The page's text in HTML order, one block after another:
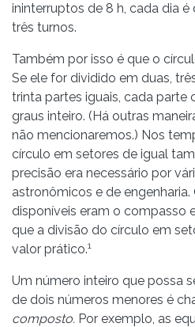
ininterruptos de 8 h, cada dia
três turnos.
Também por isso é que o
Se ele for dividido em duas,
trinta partes iguais, cada parte
graus inteiro. (Há outras
não mencionaremos.) Nos
círculo em setores de igual
precisão era necessário por
astronômicos e de
disponíveis eram o compasso
que a divisão do círculo em
valor prático.1
Um número inteiro que possa
de dois números menores é
composto. Por exemplo, as